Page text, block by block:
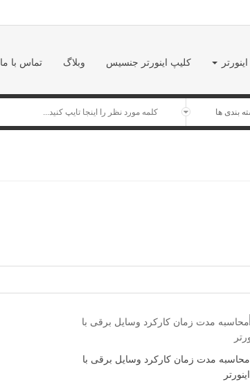
اینورتر کلیپ اینورتر جنسیس وبلاگ تماس با ما
محاسبه مدت زمان کارکرد وسایل برقی با
اینورتر